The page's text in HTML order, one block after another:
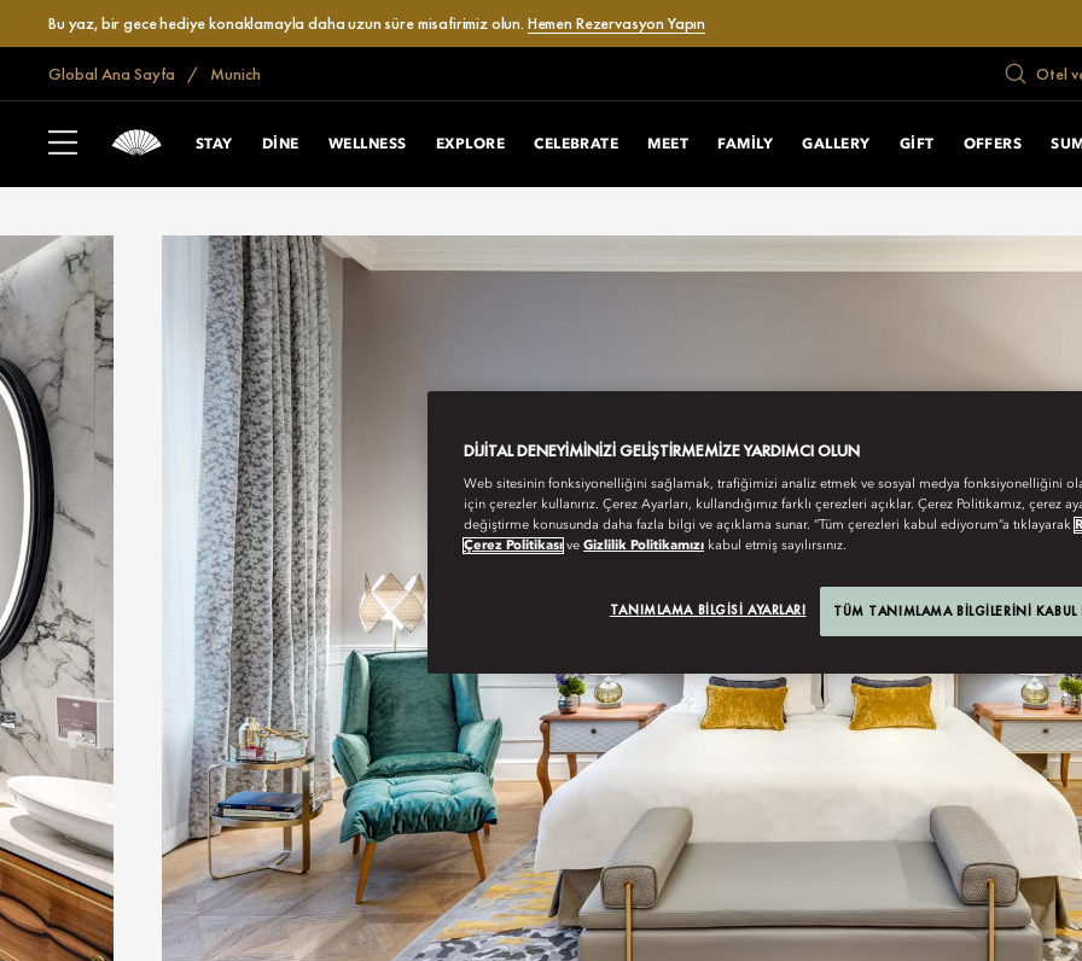
Bu yaz, bir gece hediye konaklamayla daha uzun süre misafirimiz olun. Hemen Rezervasyon Yapın
Global Ana Sayfa Munich Otel
STAY DINE WELLNESS EXPLORE CELEBRATE MEET FAMILY GALLERY GIFT OFFERS
DIJITAL DENEYIMINIZI GELIŞTIRMEMIZE YARDIMCI OLUN
Web sitesinin fonksiyonelliğini sağlamak, trafiğimizi analiz etmek ve sosyal medya fonksiyonelliğini
için çerezler kullanırız. Çerez Ayarları, kullandığımız farklı çerezleri açıklar. Çerez Politikamız, çerez
değiştirme konusunda daha fazla bilgi ve açıklama sunar. “Tüm çerezleri kabul ediyorum”a tıklayarak
Çerez Politikası ve Gizlilik Politikamızı kabul etmiş sayılırsınız.
TANIMLAMA BILGISI AYARLARI TÜM TANIMLAMA BILGILERINI KABUL